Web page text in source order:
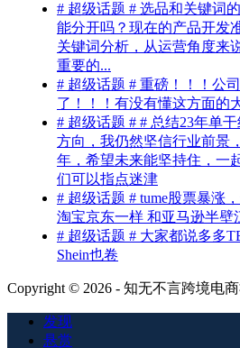
# 超级话题 # 选品和关键词
能分开吗？现在的产品开发
关键词分析，从运营角度来
重要的...
# 超级话题 # 重磅！！！公
了！！！有没有懂这方面的
# 超级话题 # # 总结23年单
方向，我仍然坚信行业前景
年，希望未来能坚持住，一
们可以指点迷津
# 超级话题 # tume股票暴涨
淘宝京东一样 和亚马逊半壁
# 超级话题 # 大家都说多多
Shein也卷
Copyright © 2026 - 知无不言跨境电
发现
悬赏